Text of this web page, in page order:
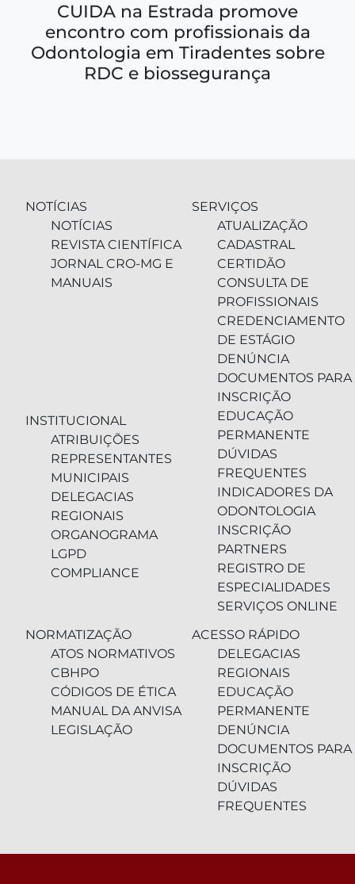
CUIDA na Estrada promove
encontro com profissionais da
Odontologia em Tiradentes sobre
RDC e biossegurança
NOTÍCIAS
NOTÍCIAS
REVISTA CIENTÍFICA
JORNAL CRO-MG E
MANUAIS
INSTITUCIONAL
ATRIBUIÇÕES
REPRESENTANTES
MUNICIPAIS
DELEGACIAS
REGIONAIS
ORGANOGRAMA
LGPD
COMPLIANCE
SERVIÇOS
ATUALIZAÇÃO
CADASTRAL
CERTIDÃO
CONSULTA DE
PROFISSIONAIS
CREDENCIAMENTO
DE ESTÁGIO
DENÚNCIA
DOCUMENTOS PARA
INSCRIÇÃO
EDUCAÇÃO
PERMANENTE
DÚVIDAS
FREQUENTES
INDICADORES DA
ODONTOLOGIA
INSCRIÇÃO
PARTNERS
REGISTRO DE
ESPECIALIDADES
SERVIÇOS ONLINE
NORMATIZAÇÃO
ATOS NORMATIVOS
CBHPO
CÓDIGOS DE ÉTICA
MANUAL DA ANVISA
LEGISLAÇÃO
ACESSO RÁPIDO
DELEGACIAS
REGIONAIS
EDUCAÇÃO
PERMANENTE
DENÚNCIA
DOCUMENTOS PARA
INSCRIÇÃO
DÚVIDAS
FREQUENTES